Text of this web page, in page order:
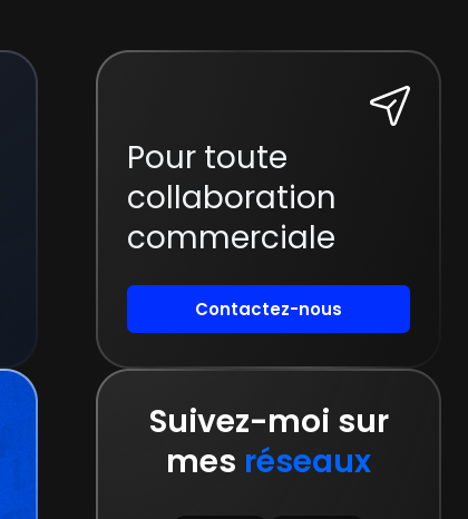
Pour toute
collaboration
commerciale
Contactez-nous
Suivez-moi sur
mes réseaux